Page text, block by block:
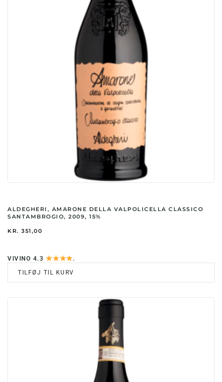
ALDEGHERI, AMARONE DELLA VALPOLICELLA CLASSICO
SANTAMBROGIO, 2009, 15%
KR. 351,00
VIVINO 4.3
.
TILFØJ TIL KURV